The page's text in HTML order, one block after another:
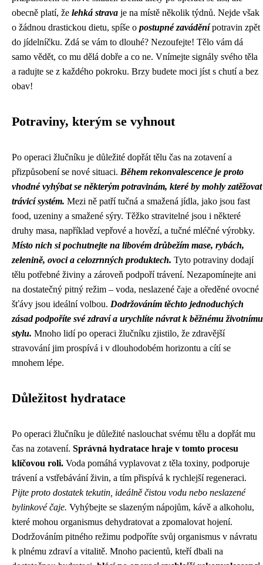
obecně platí, že lehká strava je na místě několik týdnů. Nejde však
o žádnou drastickou dietu, spíše o postupné zaváděnípotravin zpět
do jídelníčku. Zdá se vám to dlouhé? Nezoufejte! Tělo vám dá
samo vědět, co mu dělá dobře a co ne. Vnímejte signály svého těla
a radujte se z každého pokroku. Brzy budete moci jíst s chutí a bez
obav!
Potraviny, kterým se vyhnout
Po operaci žlučníku je důležité dopřát tělu čas na zotavení a
přizpůsobení se nové situaci. Během rekonvalescence je proto
vhodné vyhýbat se některým potravinám, které by mohly zatěžovat
trávicí systém. Mezi ně patří tučná a smažená jídla, jako jsou fast
food, uzeniny a smažené sýry. Těžko stravitelné jsou i některé
druhy masa, například vepřové a hovězí, a tučné mléčné výrobky.
Místo nich si pochutnejte na libovém drůbežím mase, rybách,
zelenině, ovoci a celozrnných produktech. Tyto potraviny dodají
tělu potřebné živiny a zároveň podpoří trávení. Nezapomínejte ani
na dostatečný pitný režim – voda, neslazené čaje a oředěné ovocné
šťávy jsou ideální volbou. Dodržováním těchto jednoduchých
zásad podpoříte své zdraví a urychlíte návrat k běžnému životnímu
stylu. Mnoho lidí po operaci žlučníku zjistilo, že zdravější
stravování jim prospívá i v dlouhodobém horizontu a cítí se
mnohem lépe.
Důležitost hydratace
Po operaci žlučníku je důležité naslouchat svému tělu a dopřát mu
čas na zotavení. Správná hydratace hraje v tomto procesu
klíčovou roli. Voda pomáhá vyplavovat z těla toxiny, podporuje
trávení a vstřebávání živin, a tím přispívá k rychlejší regeneraci.
Pijte proto dostatek tekutin, ideálně čistou vodu nebo neslazené
bylinkové čaje. Vyhýbejte se slazeným nápojům, kávě a alkoholu,
které mohou organismus dehydratovat a zpomalovat hojení.
Dodržováním pitného režimu podpoříte svůj organismus v návratu
k plnému zdraví a vitalitě. Mnoho pacientů, kteří dbali na